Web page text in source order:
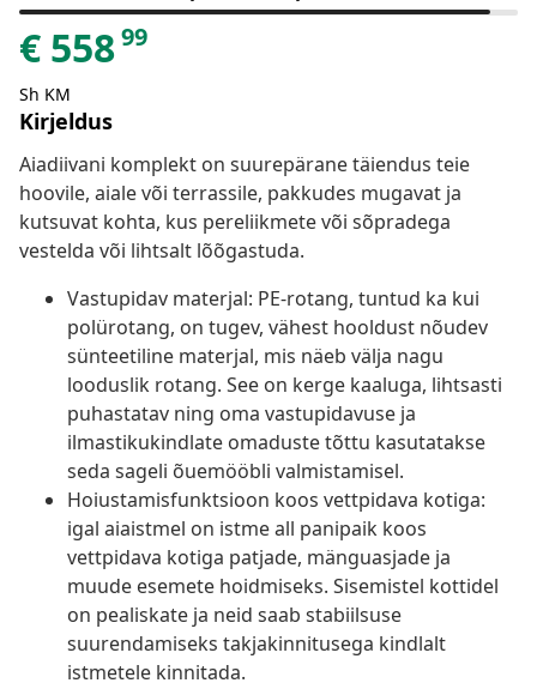
€ 55899
Sh KM
Kirjeldus
Aiadiivani komplekt on suurepärane täiendus teie
hoovile, aiale või terrassile, pakkudes mugavat ja
kutsuvat kohta, kus pereliikmete või sõpradega
vestelda või lihtsalt lõõgastuda.
Vastupidav materjal: PE-rotang, tuntud ka kui
polürotang, on tugev, vähest hooldust nõudev
sünteetiline materjal, mis näeb välja nagu
looduslik rotang. See on kerge kaaluga, lihtsasti
puhastatav ning oma vastupidavuse ja
ilmastikukindlate omaduste tõttu kasutatakse
seda sageli õuemööbli valmistamisel.
Hoiustamisfunktsioon koos vettpidava kotiga:
igal aiaistmel on istme all panipaik koos
vettpidava kotiga patjade, mänguasjade ja
muude esemete hoidmiseks. Sisemistel kottidel
on pealiskate ja neid saab stabiilsuse
suurendamiseks takjakinnitusega kindlalt
istmetele kinnitada.